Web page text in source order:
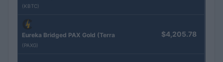
(KBTC)
Eureka Bridged PAX Gold (Terra
(PAXG)
$4,205.78